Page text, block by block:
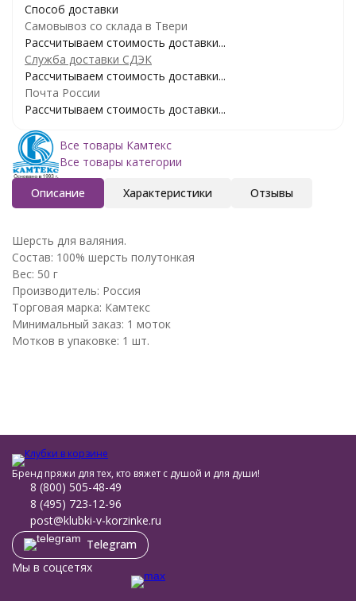
Способ доставки
Самовывоз со склада в Твери
Рассчитываем стоимость доставки...
Служба доставки СДЭК
Рассчитываем стоимость доставки...
Почта России
Рассчитываем стоимость доставки...
Все товары Камтекс
Все товары категории
Описание Характеристики Отзывы
Шерсть для валяния.
Состав: 100% шерсть полутонкая
Вес: 50 г
Производитель: Россия
Торговая марка: Камтекс
Минимальный заказ: 1 моток
Мотков в упаковке: 1 шт.
Бренд пряжи для тех, кто вяжет с душой и для души!
8 (800) 505-48-49
8 (495) 723-12-96
post@klubki-v-korzinke.ru
Telegram
Мы в соцсетях